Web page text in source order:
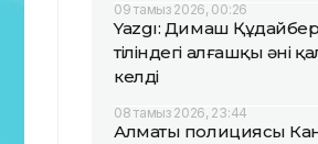
09 тамыз 2026, 00:26
Yazgı: Димаш
тіліндегі алғашқы әні
келді
08 тамыз 2026, 23:44
Алматы полициясы